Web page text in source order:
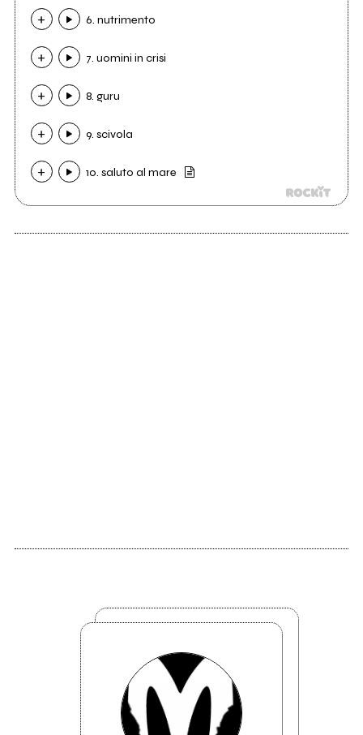
6. nutrimento
7. uomini in crisi
8. guru
9. scivola
10. saluto al mare